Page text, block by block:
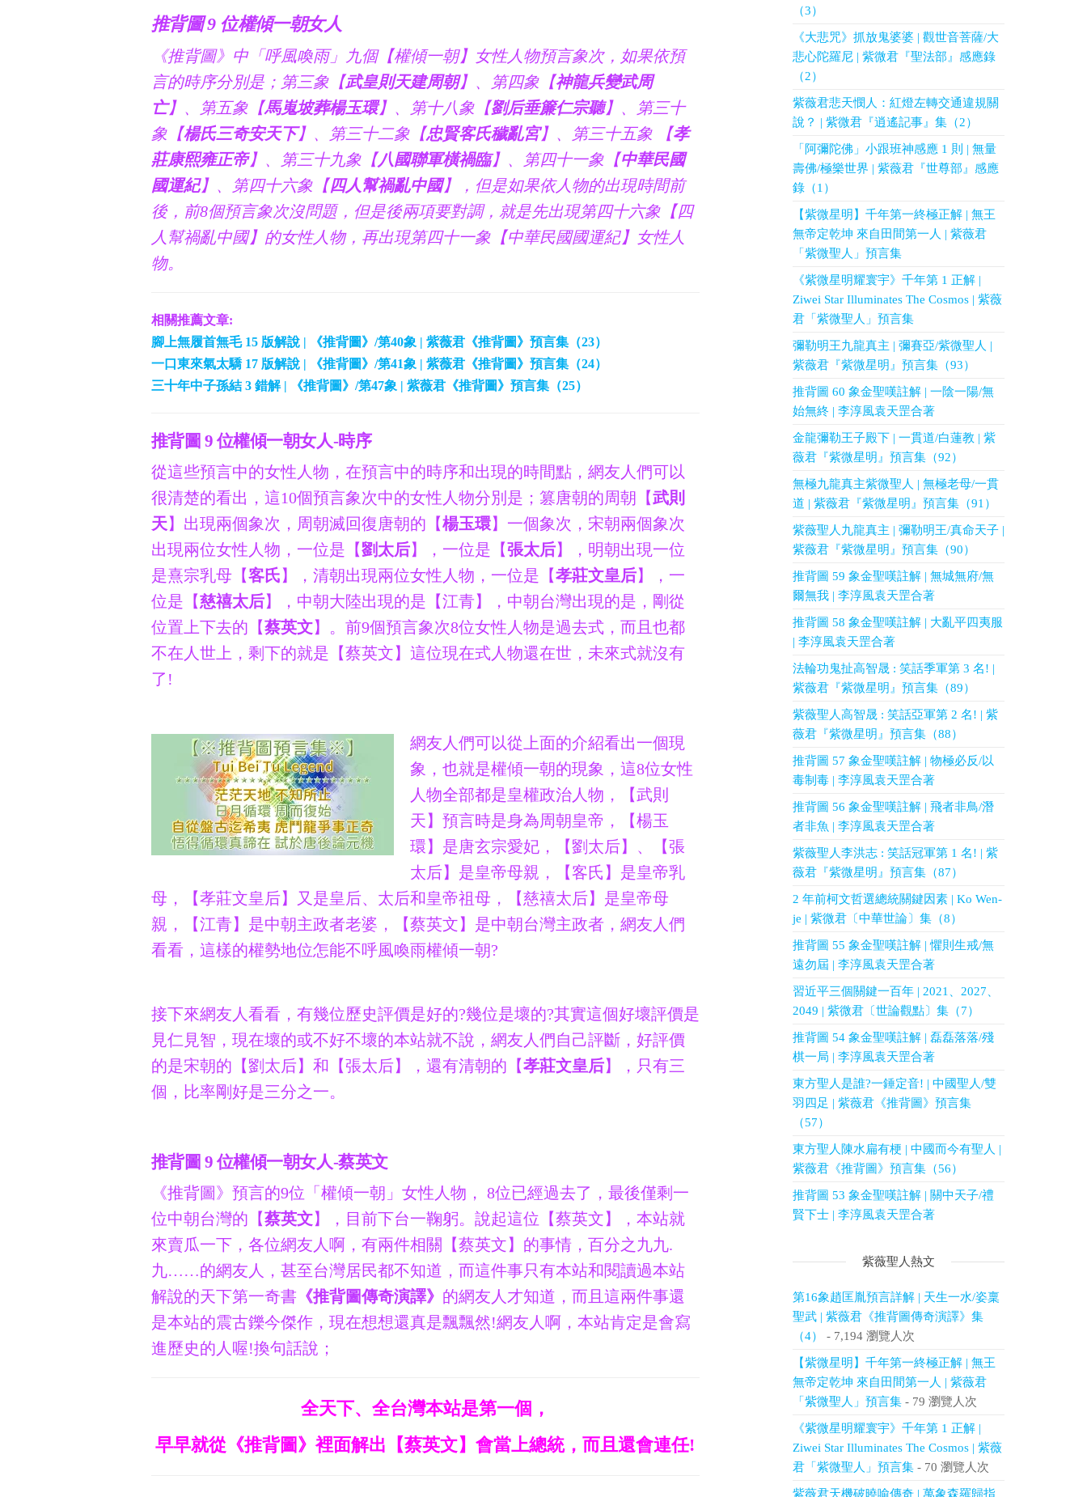
推背圖 9 位權傾一朝女人
《推背圖》中「呼風喚雨」九個【權傾一朝】女性人物預言象次，如果依預
言的時序分別是；第三象【武皇則天建周朝】、第四象【神龍兵變武周
亡】、第五象【馬嵬坡葬楊玉環】、第十八象【劉后垂簾仁宗聽】、第三十
象【楊氏三奇安天下】、第三十二象【忠賢客氏穢亂宮】、第三十五象 【孝
莊康熙雍正帝】、第三十九象【八國聯軍橫禍臨】、第四十一象【中華民國
國運紀】、第四十六象【四人幫禍亂中國】，但是如果依人物的出現時間前
後，前8個預言象次沒問題，但是後兩項要對調，就是先出現第四十六象【四
人幫禍亂中國】的女性人物，再出現第四十一象【中華民國國運紀】女性人
物。
相關推薦文章:
腳上無履首無毛 15 版解說 | 《推背圖》/第40象 | 紫薇君《推背圖》預言集（23）
一口東來氣太驕 17 版解說 | 《推背圖》/第41象 | 紫薇君《推背圖》預言集（24）
三十年中子孫結 3 錯解 | 《推背圖》/第47象 | 紫薇君《推背圖》預言集（25）
推背圖 9 位權傾一朝女人-時序
從這些預言中的女性人物，在預言中的時序和出現的時間點，網友人們可以
很清楚的看出，這10個預言象次中的女性人物分別是；篡唐朝的周朝【武則
天】出現兩個象次，周朝滅回復唐朝的【楊玉環】一個象次，宋朝兩個象次
出現兩位女性人物，一位是【劉太后】，一位是【張太后】，明朝出現一位
是熹宗乳母【客氏】，清朝出現兩位女性人物，一位是【孝莊文皇后】，一
位是【慈禧太后】，中朝大陸出現的是【江青】，中朝台灣出現的是，剛從
位置上下去的【蔡英文】。前9個預言象次8位女性人物是過去式，而且也都
不在人世上，剩下的就是【蔡英文】這位現在式人物還在世，未來式就沒有
了!
網友人們可以從上面的介紹看出一個現
象，也就是權傾一朝的現象，這8位女性
人物全部都是皇權政治人物，【武則
天】預言時是身為周朝皇帝，【楊玉
環】是唐玄宗愛妃，【劉太后】、【張
太后】是皇帝母親，【客氏】是皇帝乳
母，【孝莊文皇后】又是皇后、太后和皇帝祖母，【慈禧太后】是皇帝母
親，【江青】是中朝主政者老婆，【蔡英文】是中朝台灣主政者，網友人們
看看，這樣的權勢地位怎能不呼風喚雨權傾一朝?
接下來網友人看看，有幾位歷史評價是好的?幾位是壞的?其實這個好壞評價是
見仁見智，現在壞的或不好不壞的本站就不說，網友人們自己評斷，好評價
的是宋朝的【劉太后】和【張太后】，還有清朝的【孝莊文皇后】，只有三
個，比率剛好是三分之一。
推背圖 9 位權傾一朝女人-蔡英文
《推背圖》預言的9位「權傾一朝」女性人物， 8位已經過去了，最後僅剩一
位中朝台灣的【蔡英文】，目前下台一鞠躬。說起這位【蔡英文】，本站就
來賣瓜一下，各位網友人啊，有兩件相關【蔡英文】的事情，百分之九九.
九……的網友人，甚至台灣居民都不知道，而這件事只有本站和閱讀過本站
解說的天下第一奇書 《推背圖傳奇演譯》 的網友人才知道，而且這兩件事還
是本站的震古鑠今傑作，現在想想還真是飄飄然!網友人啊，本站肯定是會寫
進歷史的人喔!換句話說；
全天下、全台灣本站是第一個，
早早就從《推背圖》裡面解出【蔡英文】會當上總統，而且還會連任!
（3）
《大悲咒》抓放鬼婆婆 | 觀世音菩薩/大
悲心陀羅尼 | 紫微君『聖法部』感應錄
（2）
紫薇君悲天憫人：紅燈左轉交通違規關
說？ | 紫微君『逍遙記事』集（2）
「阿彌陀佛」小跟班神感應 1 則 | 無量
壽佛/極樂世界 | 紫薇君『世尊部』感應
錄（1）
【紫微星明】千年第一終極正解 | 無王
無帝定乾坤 來自田間第一人 | 紫薇君
「紫微聖人」預言集
《紫微星明耀寰宇》千年第 1 正解 |
Ziwei Star Illuminates The Cosmos | 紫薇
君「紫微聖人」預言集
彌勒明王九龍真主 | 彌賽亞/紫微聖人 |
紫薇君『紫微星明』預言集（93）
推背圖 60 象金聖嘆註解 | 一陰一陽/無
始無終 | 李淳風袁天罡合著
金龍彌勒王子殿下 | 一貫道/白蓮教 | 紫
薇君『紫微星明』預言集（92）
無極九龍真主紫微聖人 | 無極老母/一貫
道 | 紫薇君『紫微星明』預言集（91）
紫薇聖人九龍真主 | 彌勒明王/真命天子 |
紫薇君『紫微星明』預言集（90）
推背圖 59 象金聖嘆註解 | 無城無府/無
爾無我 | 李淳風袁天罡合著
推背圖 58 象金聖嘆註解 | 大亂平四夷服
| 李淳風袁天罡合著
法輪功鬼扯高智晟 : 笑話季軍第 3 名! |
紫薇君『紫微星明』預言集（89）
紫薇聖人高智晟 : 笑話亞軍第 2 名! | 紫
薇君『紫微星明』預言集（88）
推背圖 57 象金聖嘆註解 | 物極必反/以
毒制毒 | 李淳風袁天罡合著
推背圖 56 象金聖嘆註解 | 飛者非鳥/潛
者非魚 | 李淳風袁天罡合著
紫薇聖人李洪志 : 笑話冠軍第 1 名! | 紫
薇君『紫微星明』預言集（87）
2 年前柯文哲選總統關鍵因素 | Ko Wen-
je | 紫微君〔中華世論〕集（8）
推背圖 55 象金聖嘆註解 | 懼則生戒/無
遠勿屆 | 李淳風袁天罡合著
習近平三個關鍵一百年 | 2021、2027、
2049 | 紫微君〔世論觀點〕集（7）
推背圖 54 象金聖嘆註解 | 磊磊落落/殘
棋一局 | 李淳風袁天罡合著
東方聖人是誰?一錘定音! | 中國聖人/雙
羽四足 | 紫薇君《推背圖》預言集
（57）
東方聖人陳水扁有梗 | 中國而今有聖人 |
紫薇君《推背圖》預言集（56）
推背圖 53 象金聖嘆註解 | 關中天子/禮
賢下士 | 李淳風袁天罡合著
紫薇聖人熱文
第16象趙匡胤預言詳解 | 天生一水/姿稟
聖武 | 紫薇君《推背圖傳奇演譯》集
（4）
- 7,194 瀏覽人次
【紫微星明】千年第一終極正解 | 無王
無帝定乾坤 來自田間第一人 | 紫薇君
「紫微聖人」預言集- 79 瀏覽人次
《紫微星明耀寰宇》千年第 1 正解 |
Ziwei Star Illuminates The Cosmos | 紫薇
君「紫微聖人」預言集- 70 瀏覽人次
紫薇君天機破曉喻傳奇 | 萬象森羅歸指